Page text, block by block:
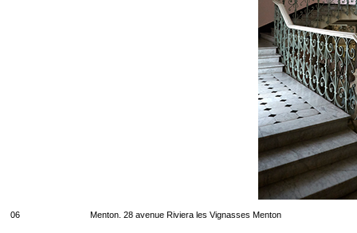
06 Menton. 28 avenue Riviera les Vignasses Menton